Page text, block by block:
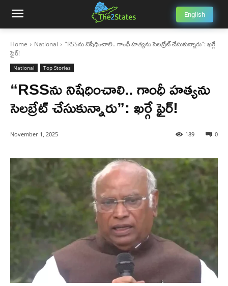
English
Home National
"RSSను నిషేధించాలి.. గాంధీ హత్యను సెలబ్రేట్ చేసుకున్నారు": ఖర్గే
ఫైర్!
National Top Stories
“RSSను నిషేధించాలి.. గాంధీ హత్యను
సెలబ్రేట్ చేసుకున్నారు”: ఖర్గే ఫైర్!
November 1, 2025 0
189